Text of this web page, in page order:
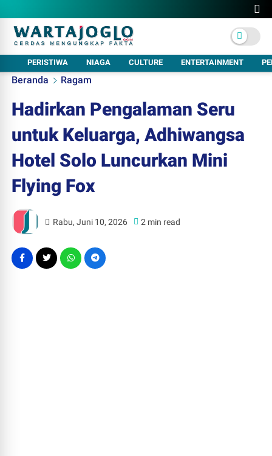
PERISTIWA NIAGA CULTURE ENTERTAINMENT
Beranda Ragam
Hadirkan Pengalaman Seru
untuk Keluarga, Adhiwangsa
Hotel Solo Luncurkan Mini
Flying Fox
Rabu, Juni 10, 2026 2 min read